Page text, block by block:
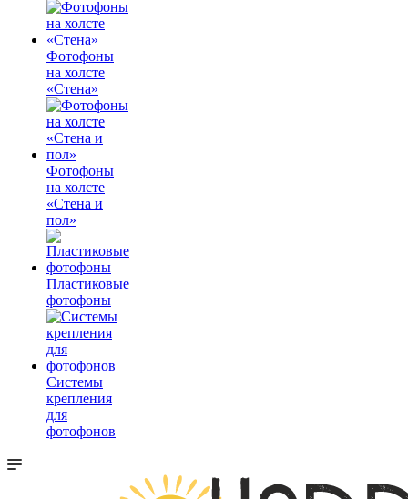
Фотофоны
на холсте
«Стена»
Фотофоны
на холсте
«Стена и
пол»
Пластиковые
фотофоны
Системы
крепления
для
фотофонов